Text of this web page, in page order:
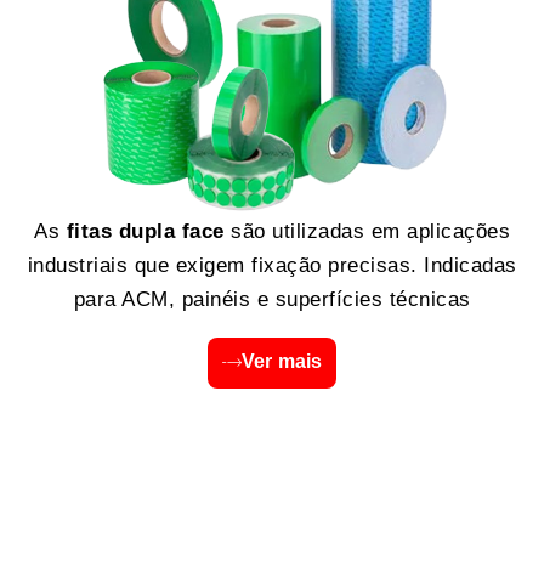
As fitas dupla face são utilizadas em aplicações
industriais que exigem fixação precisas. Indicadas
para ACM, painéis e superfícies técnicas
Ver mais